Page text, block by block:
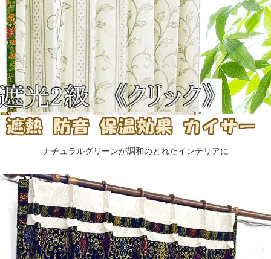
ナチュラルグリーンが調和のとれたインテリアに